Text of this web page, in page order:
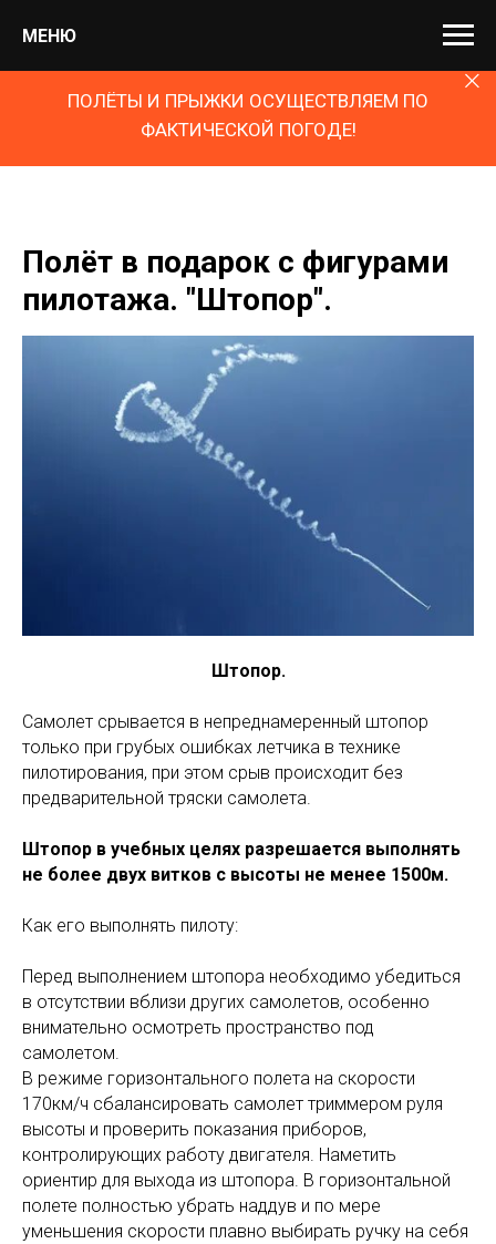
МЕНЮ
ПОЛЁТЫ И ПРЫЖКИ ОСУЩЕСТВЛЯЕМ ПО
ФАКТИЧЕСКОЙ ПОГОДЕ!
Полёт в подарок с фигурами
пилотажа. "Штопор".
Штопор.
Самолет срывается в непреднамеренный штопор
только при грубых ошибках летчика в технике
пилотирования, при этом срыв происходит без
предварительной тряски самолета.
Штопор в учебных целях разрешается выполнять
не более двух витков с высоты не менее 1500м.
Как его выполнять пилоту:
Перед выполнением штопора необходимо убедиться
в отсутствии вблизи других самолетов, особенно
внимательно осмотреть пространство под
самолетом.
В режиме горизонтального полета на скорости
170км/ч сбалансировать самолет триммером руля
высоты и проверить показания приборов,
контролирующих работу двигателя. Наметить
ориентир для выхода из штопора. В горизонтальной
полете полностью убрать наддув и по мере
уменьшения скорости плавно выбирать ручку на себя